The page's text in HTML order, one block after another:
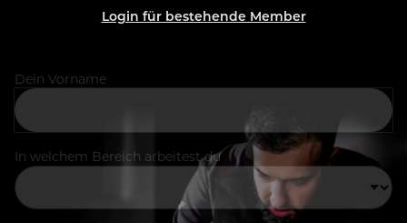
Login für bestehende Member
Dein Vorname
In welchem Bereich arbeitest du